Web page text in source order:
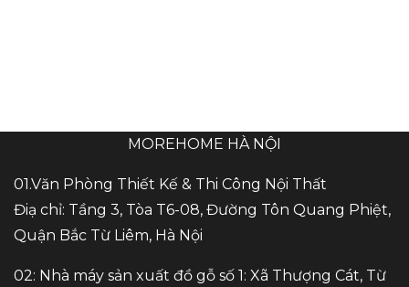
MOREHOME HÀ NỘI
01.Văn Phòng Thiết Kế & Thi Công Nội Thất
Điạ chỉ: Tầng 3, Tòa T6-08, Đường Tôn Quang Phiệt,
Quận Bắc Từ Liêm, Hà Nội
02: Nhà máy sản xuất đồ gỗ số 1: Xã Thượng Cát, Từ